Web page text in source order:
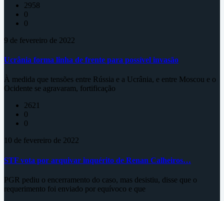
2958
0
0
9 de fevereiro de 2022
Ucrânia forma linha de frente para possível invasão
À medida que tensões entre Rússia e a Ucrânia, e entre Moscou e o
Ocidente se agravaram, fortificação
2621
0
0
10 de fevereiro de 2022
STF vota por arquivar inquérito de Renan Calheiros…
PGR pediu o encerramento do caso, mas desistiu, disse que o
requerimento foi enviado por equívoco e que